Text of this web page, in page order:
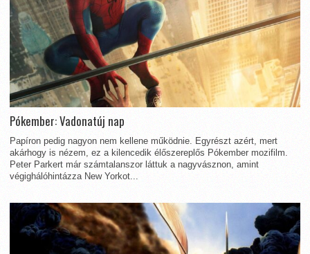
Pókember: Vadonatúj nap
Papíron pedig nagyon nem kellene működnie. Egyrészt azért, mert
akárhogy is nézem, ez a kilencedik élőszereplős Pókember mozifilm.
Peter Parkert már számtalanszor láttuk a nagyvásznon, amint
végighálóhintázza New Yorkot...